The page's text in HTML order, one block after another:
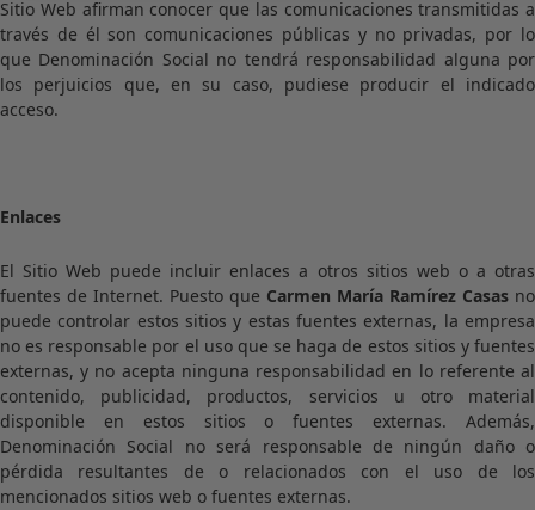
Sitio Web afirman conocer que las comunicaciones transmitidas a
través de él son comunicaciones públicas y no privadas, por lo
que Denominación Social no tendrá responsabilidad alguna por
los perjuicios que, en su caso, pudiese producir el indicado
acceso.
Enlaces
El Sitio Web puede incluir enlaces a otros sitios web o a otras
fuentes de Internet. Puesto que Carmen María Ramírez Casas no
puede controlar estos sitios y estas fuentes externas, la empresa
no es responsable por el uso que se haga de estos sitios y fuentes
externas, y no acepta ninguna responsabilidad en lo referente al
contenido, publicidad, productos, servicios u otro material
disponible en estos sitios o fuentes externas. Además,
Denominación Social no será responsable de ningún daño o
pérdida resultantes de o relacionados con el uso de los
mencionados sitios web o fuentes externas.